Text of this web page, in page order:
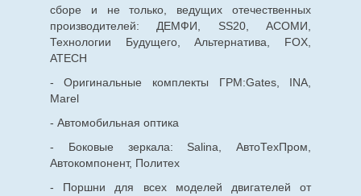
сборе и не только, ведущих отечественных
производителей: ДЕМФИ, SS20, АСОМИ,
Технологии Будущего, Альтернатива, FOX,
ATECH
- Оригинальные комплекты ГРМ:Gates, INA,
Marel
- Автомобильная оптика
- Боковые зеркала: Salina, АвтоТехПром,
Автокомпонент, Политех
- Поршни для всех моделей двигателей от